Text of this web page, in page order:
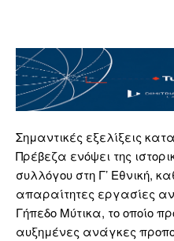
Σημαντικές εξελίξεις
Πρέβεζα ενόψει της
συλλόγου στη Γ’ Εθνική,
απαραίτητες εργασίες
Γήπεδο Μύτικα, το οποίο
αυξημένες ανάγκες